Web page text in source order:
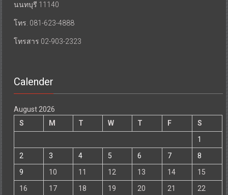
นนทบุรี 11140
โทร. 081-623-4888
โทรสาร 02-903-2323
Calender
August 2026
S
M T W T F
S
1
2
3 4 5 6 7
8
9
10 11 12 13 14
15
16
17 18 19 20 21 22